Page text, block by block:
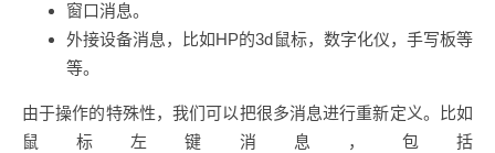
窗口消息。
外接设备消息，比如HP的3d鼠标，数字化仪，手写板等
等。
由于操作的特殊性，我们可以把很多消息进行重新定义。比如
鼠标左键消息，包括